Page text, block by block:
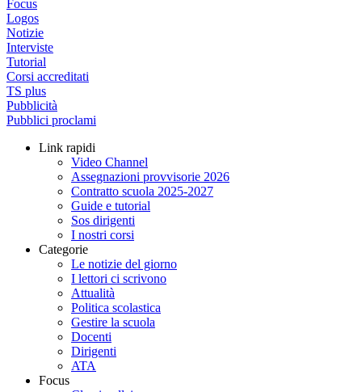
Focus
Logos
Notizie
Interviste
Tutorial
Corsi accreditati
TS plus
Pubblicità
Pubblici proclami
Link rapidi
Video Channel
Assegnazioni provvisorie 2026
Contratto scuola 2025-2027
Guide e tutorial
Sos dirigenti
I nostri corsi
Categorie
Le notizie del giorno
I lettori ci scrivono
Attualità
Politica scolastica
Gestire la scuola
Docenti
Dirigenti
ATA
Focus